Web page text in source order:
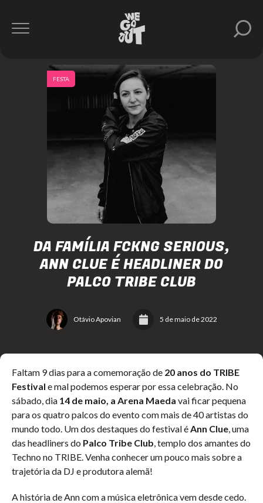
DA FAMÍLIA FCKNG SERIOUS,
ANN CLUE É HEADLINER DO
PALCO TRIBE CLUB
Otávio Apovian 5 de maio de 2022
FESTA
Faltam 9 dias para a comemoração de 20 anos do TRIBE
Festival e mal podemos esperar por essa celebração. No
sábado, dia 14 de maio, a Arena Maeda vai ficar pequena
para os quatro palcos do evento com mais de 40 artistas do
mundo todo. Um dos destaques do festival éAnn Clue, uma
das headliners do Palco Tribe Club, templo dos amantes do
Techno no TRIBE. Venha conhecer um pouco mais sobre a
trajetória da DJ e produtora alemã!
A história de Ann com a música eletrônica vem desde cedo.